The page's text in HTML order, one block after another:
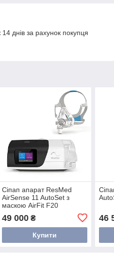
днів за рахунок покупця
Сіпап апарат ResMed
AirSense 11 AutoSet з
маскою AirFit F20
49 000₴
Купити
46